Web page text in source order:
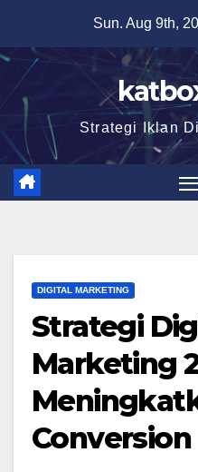
content
Sun. Aug 9th,
Strategi Iklan
DIGITAL MARKETING
Strategi
Marketing
Conversion